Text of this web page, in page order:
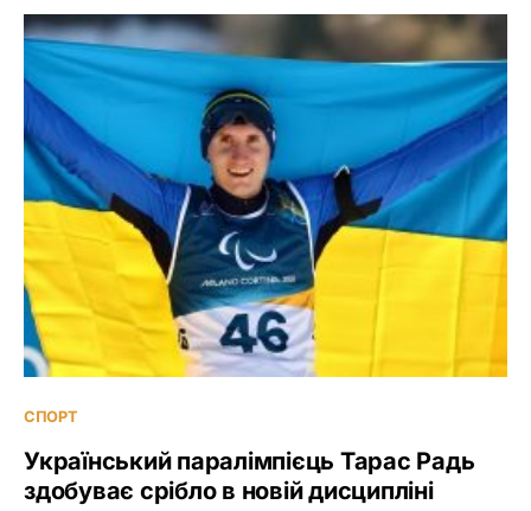
СПОРТ
Український паралімпієць Тарас Радь
здобуває срібло в новій дисципліні